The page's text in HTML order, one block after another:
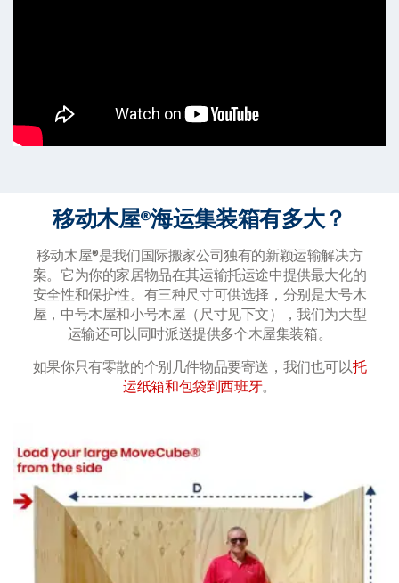
移动木屋®海运集装箱有多大？
移动木屋®是我们国际搬家公司独有的新颖运输解决方
案。它为你的家居物品在其运输托运途中提供最大化的
安全性和保护性。有三种尺寸可供选择，分别是大号木
屋，中号木屋和小号木屋（尺寸见下文），我们为大型
运输还可以同时派送提供多个木屋集装箱。
如果你只有零散的个别几件物品要寄送，我们也可以托
运纸箱和包袋到西班牙。